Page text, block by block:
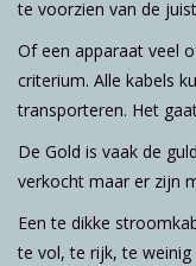
te voorzien van de
Of een apparaat veel
criterium. Alle kabels
transporteren. Het
De Gold is vaak de
verkocht maar er zijn
Een te dikke
te vol, te rijk, te